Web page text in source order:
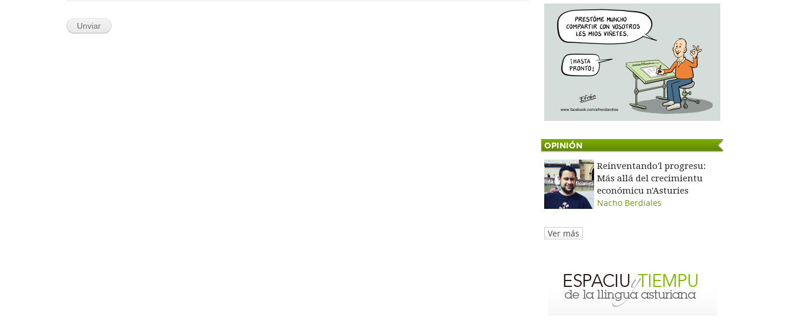
OPINIÓN
Reinventando'l progresu:
Más allá del crecimientu
económicu n'Asturies
Nacho Berdiales
Ver más